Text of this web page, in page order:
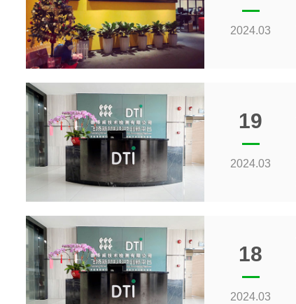
2024.03
19
2024.03
18
2024.03